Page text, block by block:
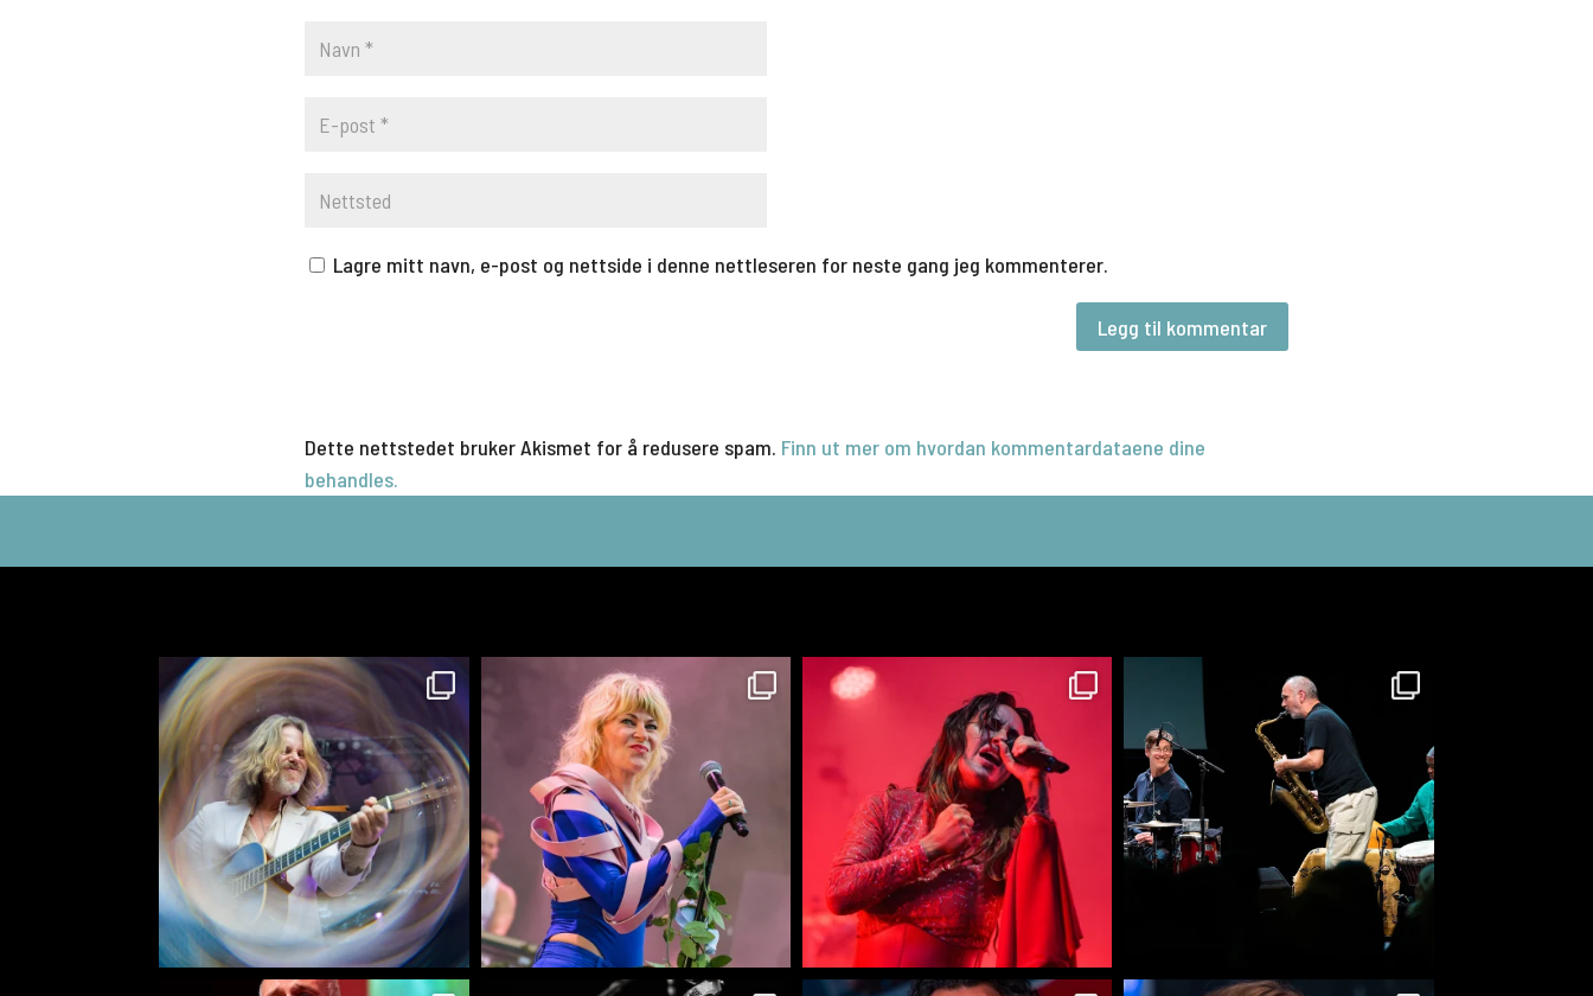
Lagre mitt navn, e-post og nettside i denne nettleseren for neste gang jeg kommenterer.
Dette nettstedet bruker Akismet for å redusere spam. Finn ut mer om hvordan kommentardataene dine
behandles.